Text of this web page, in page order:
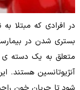
در افرادی که مبتلا
متعلق به یک دسته ى
آنژیوتانسین هستند.